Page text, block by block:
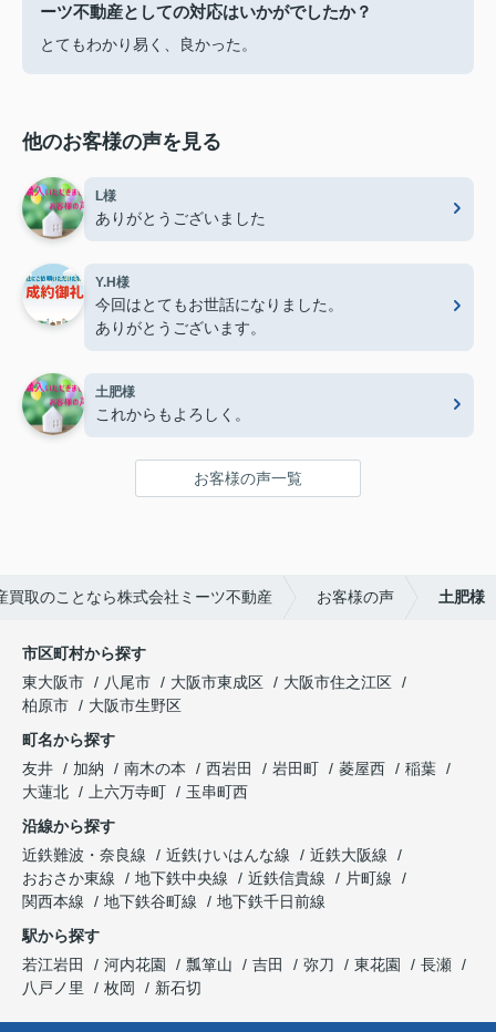
ーツ不動産としての対応はいかがでしたか？
とてもわかり易く、良かった。
他のお客様の声を見る
L様
ありがとうございました
Y.H様
今回はとてもお世話になりました。
ありがとうございます。
土肥様
これからもよろしく。
お客様の声一覧
買取のことなら株式会社ミーツ不動産 お客様の声 土肥様
市区町村から探す
東大阪市
八尾市 大阪市東成区
大阪市住之江区
柏原市
大阪市生野区
町名から探す
友井
加納 南木の本 西岩田 岩田町 菱屋西
稲葉
大蓮北
上六万寺町
玉串町西
沿線から探す
近鉄難波・奈良線
近鉄けいはんな線
近鉄大阪線
おおさか東線
地下鉄中央線 近鉄信貴線
片町線
関西本線
地下鉄谷町線
地下鉄千日前線
駅から探す
若江岩田
河内花園 瓢箪山 吉田 弥刀 東花園
長瀬
八戸ノ里
枚岡 新石切